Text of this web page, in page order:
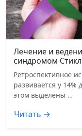
Лечение и
синдромом
Ретроспективное
развивается у
этом выделены …
Читать →